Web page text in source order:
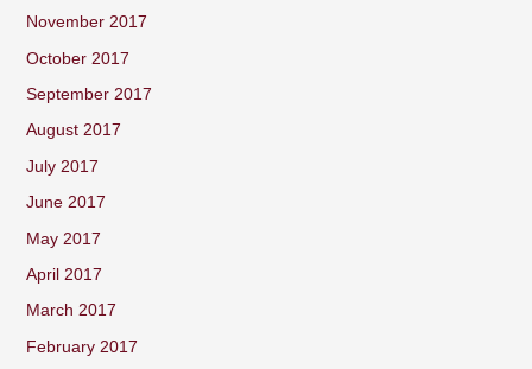
November 2017
October 2017
September 2017
August 2017
July 2017
June 2017
May 2017
April 2017
March 2017
February 2017